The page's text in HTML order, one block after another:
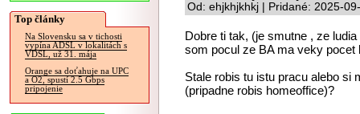
Top články
Na Slovensku sa v tichosti
vypína ADSL v lokalitách s
VDSL, už 31. mája
Orange sa doťahuje na UPC
a O2, spustí 2.5 Gbps
pripojenie
Od: ehjkhjkhkj | Pridané: 2025-
Dobre ti tak, (je smutne , ze
som pocul ze BA ma veky
Stale robis tu istu pracu alebo si
(pripadne robis homeoffice)?